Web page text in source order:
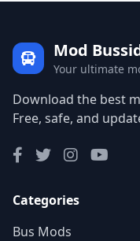
Mod
Your ultimate
Download the best
Free, safe, and
Categories
Bus Mods